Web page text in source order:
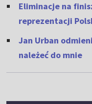
Eliminacje na
reprezentacji
Jan Urban
należeć do mnie